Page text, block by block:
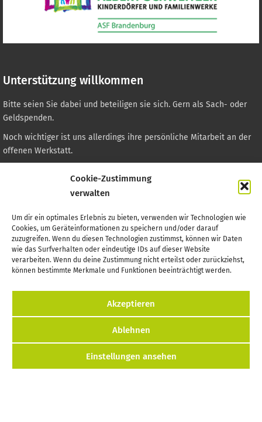
Cookie-Zustimmung
verwalten
Um dir ein optimales Erlebnis zu bieten, verwenden wir Technologien wie
Cookies, um Geräteinformationen zu speichern und/oder darauf
zuzugreifen. Wenn du diesen Technologien zustimmst, können wir Daten
wie das Surfverhalten oder eindeutige IDs auf dieser Website
verarbeiten. Wenn du deine Zustimmung nicht erteilst oder zurückziehst,
können bestimmte Merkmale und Funktionen beeinträchtigt werden.
Akzeptieren
Ablehnen
Einstellungen ansehen
Unterstützung willkommen
Bitte seien Sie dabei und beteiligen sie sich. Gern als Sach- oder
Geldspenden.
Noch wichtiger ist uns allerdings ihre persönliche Mitarbeit an der
offenen Werkstatt.
HIER GIBTS MEHR INFOS
Auf zur Offenen Werkstatt
Die Werkstatt befindet sich in der ehemaligen Post.
(Zugang über den Hof)
Poststraße 1
Wichtiges finden